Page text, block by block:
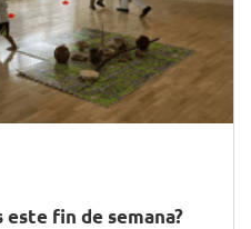
este fin de semana?